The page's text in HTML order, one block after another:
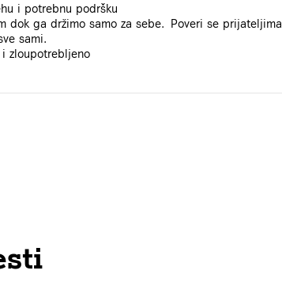
i potrebnu podršku
dok ga držimo samo za sebe. Poveri se prijateljima,
sami.
zloupotrebljeno